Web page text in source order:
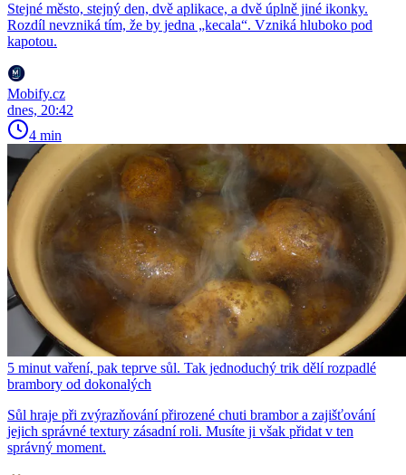
Stejné město, stejný den, dvě aplikace, a dvě úplně jiné ikonky.
Rozdíl nevzniká tím, že by jedna „kecala“. Vzniká hluboko pod
kapotou.
Mobify.cz
dnes, 20:42
4 min
5 minut vaření, pak teprve sůl. Tak jednoduchý trik dělí rozpadlé
brambory od dokonalých
Sůl hraje při zvýrazňování přirozené chuti brambor a zajišťování
jejich správné textury zásadní roli. Musíte ji však přidat v ten
správný moment.